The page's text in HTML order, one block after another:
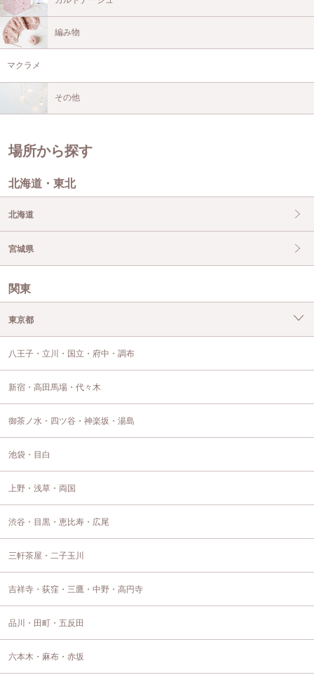
編み物
マクラメ
その他
場所から探す
北海道・東北
北海道
宮城県
関東
東京都
八王子・立川・国立・府中・調布
新宿・高田馬場・代々木
御茶ノ水・四ツ谷・神楽坂・湯島
池袋・目白
上野・浅草・両国
渋谷・目黒・恵比寿・広尾
三軒茶屋・二子玉川
吉祥寺・荻窪・三鷹・中野・高円寺
品川・田町・五反田
六本木・麻布・赤坂